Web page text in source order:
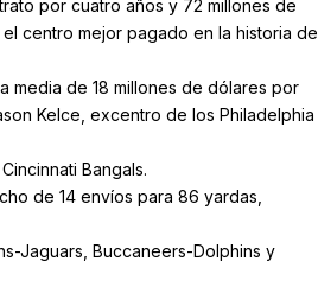
por cuatro años y 72 millones de
centro mejor pagado en la historia de
media de 18 millones de dólares por
Kelce, excentro de los Philadelphia
Bangals.
de 14 envíos para 86 yardas,
Jaguars, Buccaneers-Dolphins y